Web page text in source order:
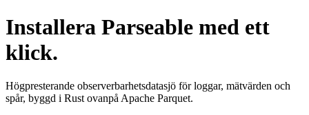
Installera Parseable med ett
klick.
Högpresterande observerbarhetsdatasjö för loggar, mätvärden och
spår, byggd i Rust ovanpå Apache Parquet.